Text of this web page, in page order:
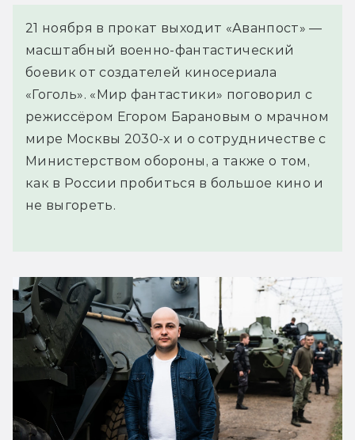
21 ноября в прокат выходит «Аванпост» —
масштабный военно-фантастический
боевик от создателей киносериала
«Гоголь». «Мир фантастики» поговорил с
режиссёром Егором Барановым о мрачном
мире Москвы 2030-х и о сотрудничестве с
Министерством обороны, а также о том,
как в России пробиться в большое кино и
не выгореть.